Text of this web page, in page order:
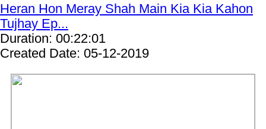
Heran Hon Meray Shah Main Kia Kia Kahon
Tujhay Ep...
Duration: 00:22:01
Created Date: 05-12-2019